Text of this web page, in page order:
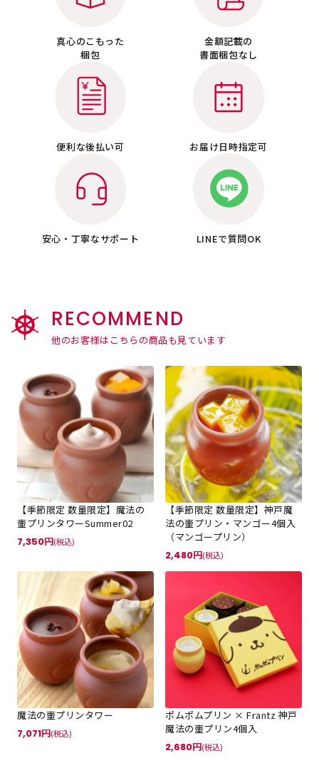
真心のこもった
梱包
金額記載の
書面梱包なし
便利な後払い可 お届け日時指定可
安心・丁寧なサポート LINEで質問OK
RECOMMEND
他のお客様はこちらの商品も見ています
【季節限定 数量限定】魔法の
壷プリンタワーSummer02
7,350
(税込)
【季節限定 数量限定】神戸魔
法の壷プリン・マンゴー4個入
（マンゴープリン）
2,480
(税込)
魔法の壷プリンタワー
7,071
(税込)
ポムポムプリン × Frantz 神戸
魔法の壷プリン4個入
2,680
(税込)